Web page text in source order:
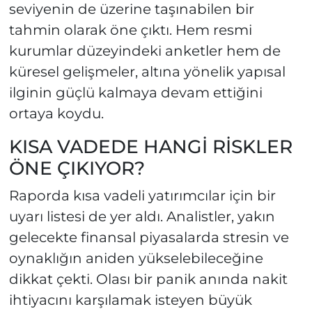
seviyenin de üzerine taşınabilen bir
tahmin olarak öne çıktı. Hem resmi
kurumlar düzeyindeki anketler hem de
küresel gelişmeler, altına yönelik yapısal
ilginin güçlü kalmaya devam ettiğini
ortaya koydu.
KISA VADEDE HANGİ RİSKLER
ÖNE ÇIKIYOR?
Raporda kısa vadeli yatırımcılar için bir
uyarı listesi de yer aldı. Analistler, yakın
gelecekte finansal piyasalarda stresin ve
oynaklığın aniden yükselebileceğine
dikkat çekti. Olası bir panik anında nakit
ihtiyacını karşılamak isteyen büyük